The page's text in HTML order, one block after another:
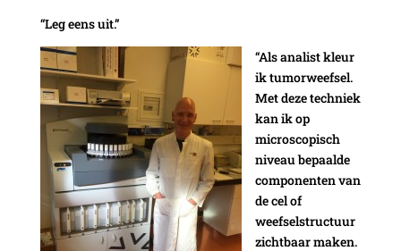
“Leg eens uit.”
“Als analist kleur
ik tumorweefsel.
Met deze techniek
kan ik op
microscopisch
niveau bepaalde
componenten van
de cel of
weefselstructuur
zichtbaar maken.